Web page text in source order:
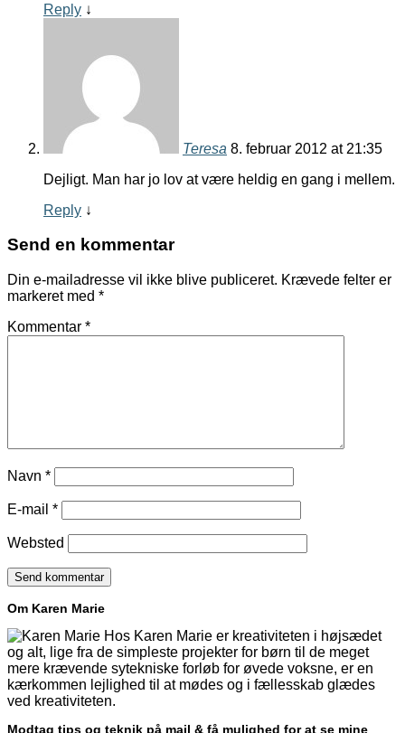
Reply ↓
Teresa 8. februar 2012 at 21:35
Dejligt. Man har jo lov at være heldig en gang i mellem.
Reply ↓
Send en kommentar
Din e-mailadresse vil ikke blive publiceret. Krævede felter er
markeret med *
Kommentar *
Navn *
E-mail *
Websted
Om Karen Marie
Hos Karen Marie er kreativiteten i højsædet
og alt, lige fra de simpleste projekter for børn til de meget
mere krævende sytekniske forløb for øvede voksne, er en
kærkommen lejlighed til at mødes og i fællesskab glædes
ved kreativiteten.
Modtag tips og teknik på mail & få mulighed for at se mine